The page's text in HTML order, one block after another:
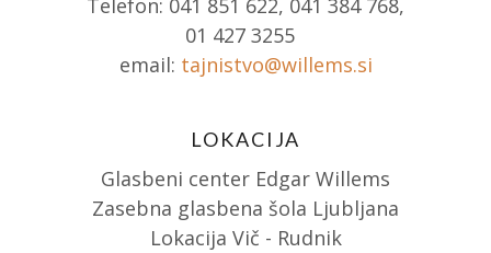
Telefon: 041 851 622, 041 384 768,
01 427 3255
email: tajnistvo@willems.si
LOKACIJA
Glasbeni center Edgar Willems
Zasebna glasbena šola Ljubljana
Lokacija Vič - Rudnik